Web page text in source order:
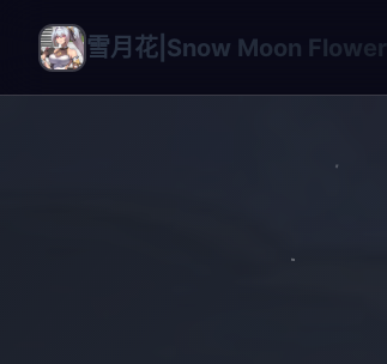
雪月花|Snow Moon Flower